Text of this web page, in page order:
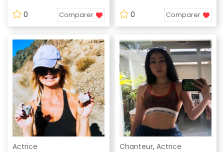
0 Comparer 0 Comparer
Actrice Chanteur, Actrice